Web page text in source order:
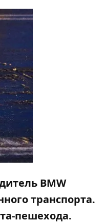
BMW
транспорта.
пешехода.